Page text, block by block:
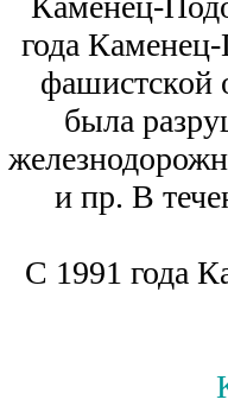
года
фашистской
была
и пр. В
С 1991 года